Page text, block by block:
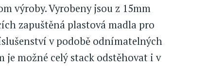
výroby. Vyrobeny jsou z 15mm
zapuštěná plastová madla pro
v podobě odnímatelných
je možné celý stack odstěhovat i v